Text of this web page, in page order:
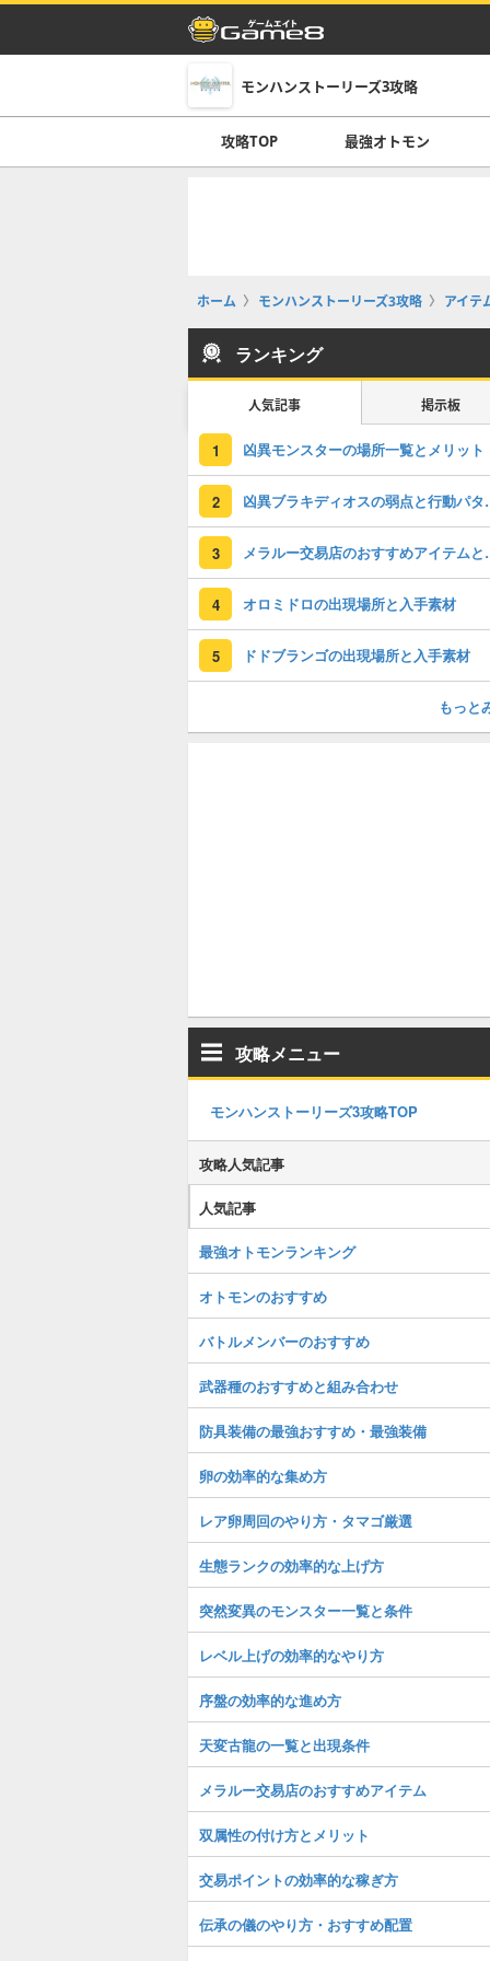
モンハンストーリーズ3攻略
攻略TOP 最強オトモン
ホーム モンハンストーリーズ3攻略 アイテ
ランキング
人気記事 掲示板
1 凶異モンスターの場所一覧とメリット
2 凶異ブラ
3 メラル
4 オロミドロの出現場所と入手素材
5 ドドブランゴの出現場所と入手素材
もっと
攻略メニュー
モンハンストーリーズ3攻略TOP
攻略人気記事
人気記事
最強オトモンランキング
オトモンのおすすめ
バトルメンバーのおすすめ
武器種のおすすめと組み合わせ
防具装備の最強おすすめ・最強装備
卵の効率的な集め方
レア卵周回のやり方・タマゴ厳選
生態ランクの効率的な上げ方
突然変異のモンスター一覧と条件
レベル上げの効率的なやり方
序盤の効率的な進め方
天変古龍の一覧と出現条件
メラルー交易店のおすすめアイテム
双属性の付け方とメリット
交易ポイントの効率的な稼ぎ方
伝承の儀のやり方・おすすめ配置